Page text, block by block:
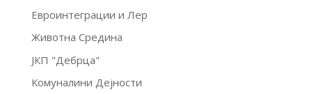
Евроинтеграции и Лер
Животна Средина
ЈКП "Дебрца"
Комуналини Дејности